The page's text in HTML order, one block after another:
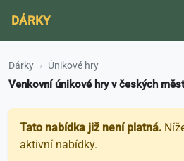
DÁRKY
Dárky Únikové hry
Venkovní únikové hry v českých
Tato nabídka již není platná.
aktivní nabídky.